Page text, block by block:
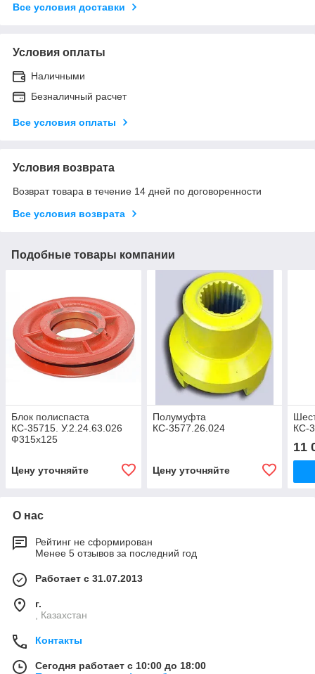
Все условия доставки
Условия оплаты
Наличными
Безналичный расчет
Все условия оплаты
Условия возврата
Возврат товара в течение 14 дней по договоренности
Все условия возврата
Подобные товары компании
Блок полиспаста
КС-35715. У.2.24.63.026
Ф315х125
Цену уточняйте
Полумуфта
КС-3577.26.024
Цену уточняйте
КС-
11
О нас
Рейтинг не сформирован
Менее 5 отзывов за последний год
Работает с 31.07.2013
г.
, Казахстан
Контакты
Сегодня работает с 10:00 до 18:00